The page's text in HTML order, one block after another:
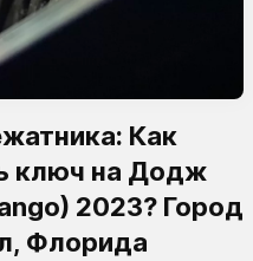
Как
ключ на Додж
2023? Город
Флорида